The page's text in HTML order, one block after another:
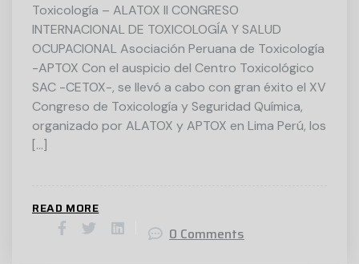
Toxicología – ALATOX II CONGRESO
INTERNACIONAL DE TOXICOLOGÍA Y SALUD
OCUPACIONAL Asociación Peruana de Toxicología
-APTOX Con el auspicio del Centro Toxicológico
SAC -CETOX-, se llevó a cabo con gran éxito el XV
Congreso de Toxicología y Seguridad Química,
organizado por ALATOX y APTOX en Lima Perú, los
[…]
READ MORE
0 Comments